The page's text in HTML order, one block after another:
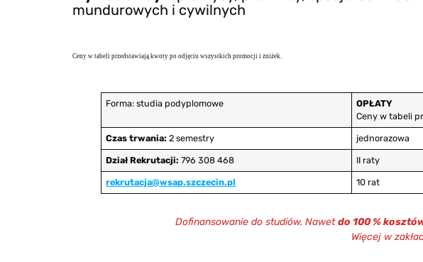
mundurowych i cywilnych
Ceny w tabeli przedstawiają kwoty po odjęciu wszystkich promocji i zniżek.
Forma: studia podyplomowe
OPŁATY
Ceny w tabeli
Czas trwania:2 semestry jednorazowa
Dział Rekrutacji: 796 308 468 II raty
rekrutacja@wsap.szczecin.pl 10 rat
Dofinansowanie do studiów. Nawetdo 100 %
Więcej w